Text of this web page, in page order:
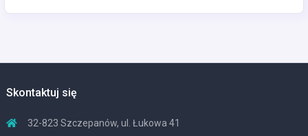
Skontaktuj się
32-823 Szczepanów, ul. Łukowa 41